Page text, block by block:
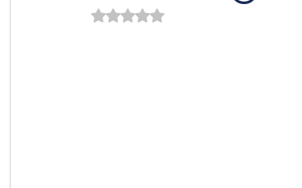
Rated NaN out of 5 stars.